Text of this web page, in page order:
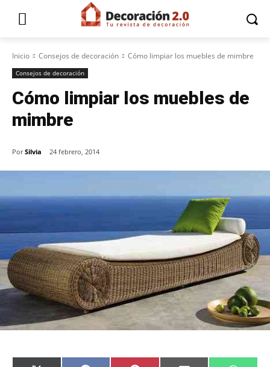
Inicio Consejos de decoración Cómo limpiar los muebles de mimbre
Consejos de decoración
Cómo limpiar los muebles de
mimbre
Por Silvia 24 febrero, 2014